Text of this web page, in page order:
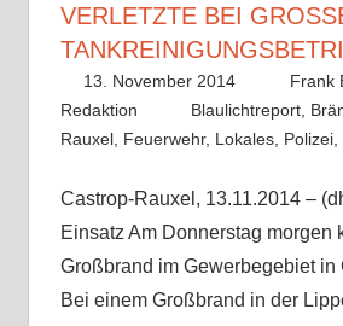
VERLETZTE BEI
13. November 2014
Frank
Redaktion
Blaulichtreport
Rauxel, Feuerwehr, Lokales, Polizei,
Castrop-Rauxel, 13.11.2014 –
Einsatz Am Donnerstag morgen
Großbrand im Gewerbegebiet in
Bei einem Großbrand in der